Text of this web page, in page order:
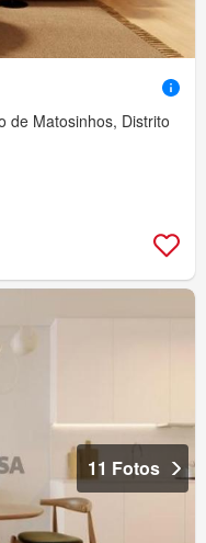
de Matosinhos, Distrito
11 Fotos